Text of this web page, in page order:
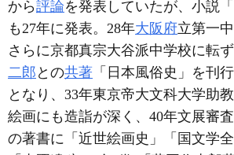
から評論を発表していたが、小説
も27年に発表。28年大阪府立第一
さらに京都真宗大谷派中学校に転
二郎 との共著 「日本風俗史」を刊
となり、33年東京帝大文科大学助
絵画にも造詣が深く、40年文展審
の著書に「近世絵画史」「国文学全